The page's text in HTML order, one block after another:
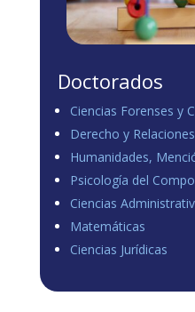
Doctorados
Ciencias Forenses y
Derecho y
Humanidades,
Psicología del
Ciencias
Matemáticas
Ciencias Jurídicas